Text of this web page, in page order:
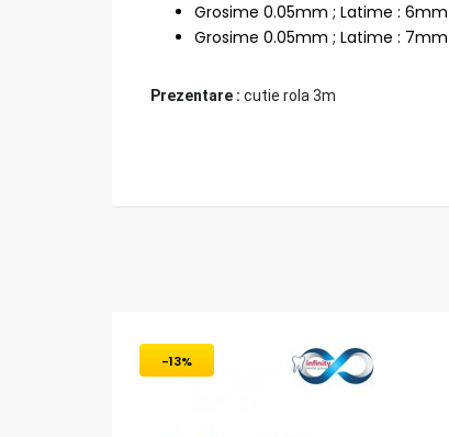
Grosime 0.05mm ; Latime : 6mm
Grosime 0.05mm ; Latime : 7mm
Prezentare : cutie rola 3m
-13%